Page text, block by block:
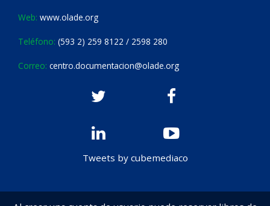
Web: www.olade.org
Teléfono: (593 2) 259 8122 / 2598 280
Correo: centro.documentacion@olade.org
Tweets by cubemediaco